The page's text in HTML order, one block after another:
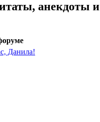
анекдоты и
Данила!